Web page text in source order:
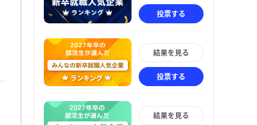
投票する
結果を見る
投票する
結果を見る